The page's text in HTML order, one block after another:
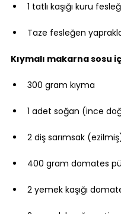
1 tatlı kaşığı kuru
Taze fesleğen
Kıymalı makarna sosu
300 gram kıyma
1 adet soğan (ince
2 diş sarımsak
400 gram domates
2 yemek kaşığı